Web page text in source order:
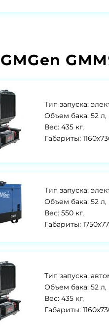
Тип запуска:
Объем бака: 52 л,
Вес: 435 кг,
Габариты:
Тип запуска:
Объем бака: 52 л,
Вес: 550 кг,
Габариты:
Тип запуска:
Объем бака: 52 л,
Вес: 435 кг,
Габариты: